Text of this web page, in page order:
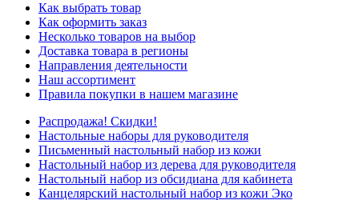
Как выбрать товар
Как оформить заказ
Несколько товаров на выбор
Доставка товара в регионы
Направления деятельности
Наш ассортимент
Правила покупки в нашем магазине
Распродажа! Скидки!
Настольные наборы для руководителя
Письменный настольный набор из кожи
Настольный набор из дерева для руководителя
Настольный набор из обсидиана для кабинета
Канцелярский настольный набор из кожи Эко